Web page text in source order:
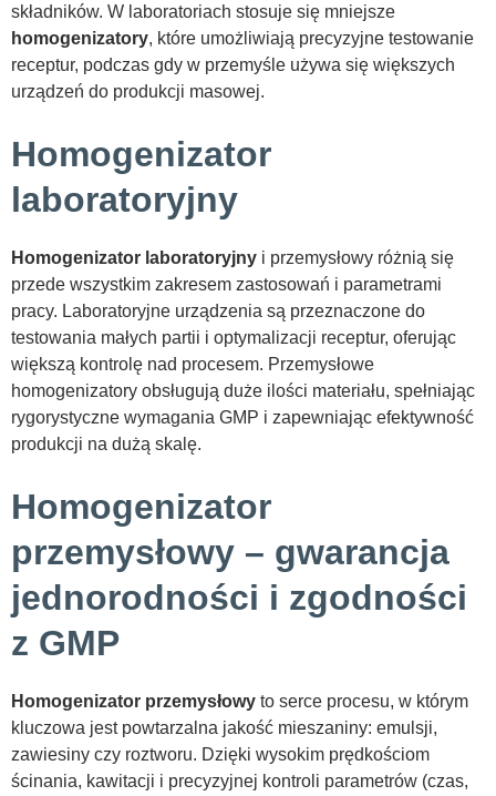
składników. W laboratoriach stosuje się mniejsze
homogenizatory, które umożliwiają precyzyjne testowanie
receptur, podczas gdy w przemyśle używa się większych
urządzeń do produkcji masowej.
Homogenizator
laboratoryjny
Homogenizator laboratoryjny i przemysłowy różnią się
przede wszystkim zakresem zastosowań i parametrami
pracy. Laboratoryjne urządzenia są przeznaczone do
testowania małych partii i optymalizacji receptur, oferując
większą kontrolę nad procesem. Przemysłowe
homogenizatory obsługują duże ilości materiału, spełniając
rygorystyczne wymagania GMP i zapewniając efektywność
produkcji na dużą skalę.
Homogenizator
przemysłowy – gwarancja
jednorodności i zgodności
z GMP
Homogenizator przemysłowy to serce procesu, w którym
kluczowa jest powtarzalna jakość mieszaniny: emulsji,
zawiesiny czy roztworu. Dzięki wysokim prędkościom
ścinania, kawitacji i precyzyjnej kontroli parametrów (czas,